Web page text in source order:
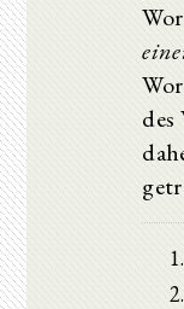
des